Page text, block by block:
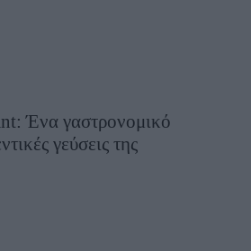
Ένα γαστρονομικό
γεύσεις της